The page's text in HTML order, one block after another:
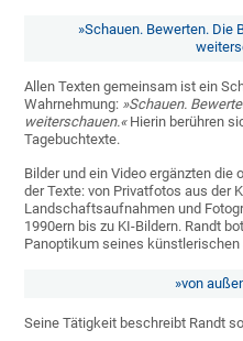
»Schauen. Bewerten. Die
Allen Texten gemeinsam ist ein
Wahrnehmung: »Schauen.
weiterschauen.«Hierin berühren
Tagebuchtexte.
Bilder und ein Video ergänzten
der Texte: von Privatfotos aus der
Landschaftsaufnahmen und
1990ern bis zu KI-Bildern. Randt
Panoptikum seines
»von
Seine Tätigkeit beschreibt Randt